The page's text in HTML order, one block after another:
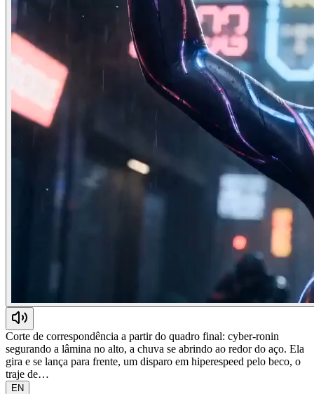
Corte de correspondência a partir do quadro final: cyber-ronin
segurando a lâmina no alto, a chuva se abrindo ao redor do aço. Ela
gira e se lança para frente, um disparo em hiperespeed pelo beco, o
traje de…
EN